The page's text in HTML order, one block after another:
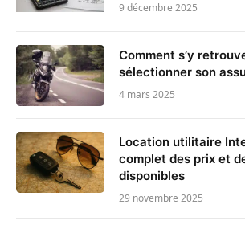
9 décembre 2025
Comment s’y
sélectionner son
4 mars 2025
Location utilitaire
complet des prix et
disponibles
29 novembre 2025